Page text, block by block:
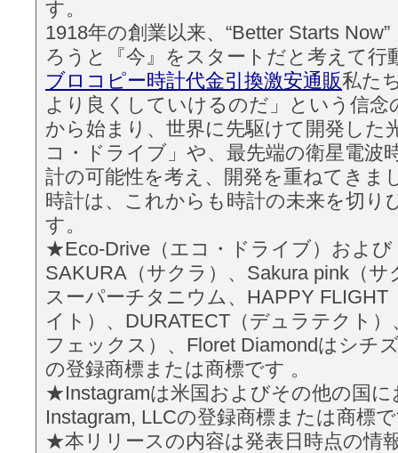
す。
1918年の創業以来、“Better Starts
ろうと『今』をスタートだと考えて行
ブロコピー時計代金引換激安通販私た
より良くしていけるのだ」という信念
から始まり、世界に先駆けて開発した
コ・ドライブ」や、最先端の衛星電波
計の可能性を考え、開発を重ねてきま
時計は、これからも時計の未来を切り
す。
★Eco-Drive（エコ・ドライブ）および
SAKURA（サクラ）、Sakura pink（
スーパーチタニウム、HAPPY FLIGHT
イト）、DURATECT（デュラテクト）
フェックス）、Floret Diamondはシチ
の登録商標または商標です 。
★Instagramは米国およびその他の国に
Instagram, LLCの登録商標または商標
★本リリースの内容は発表日時点の情